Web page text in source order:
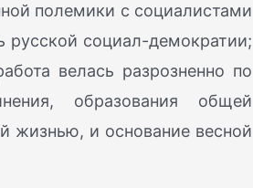
полемики с социалистами
русской социал-демократии;
велась разрозненно по
образования общей
жизнью, и основание весной